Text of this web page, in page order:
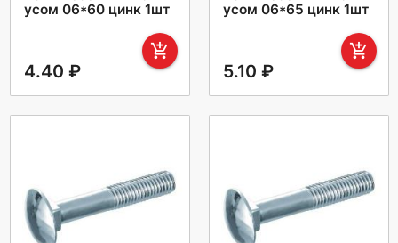
усом 06*60 цинк 1шт
add_shopping_cart
4.40 ₽
усом 06*65 цинк 1шт
add_shopping_cart
5.10 ₽